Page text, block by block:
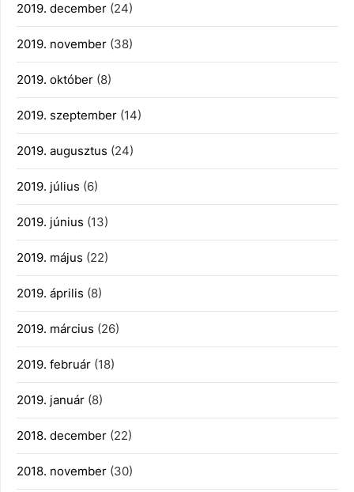
2019. december (24)
2019. november (38)
2019. október (8)
2019. szeptember (14)
2019. augusztus (24)
2019. július (6)
2019. június (13)
2019. május (22)
2019. április (8)
2019. március (26)
2019. február (18)
2019. január (8)
2018. december (22)
2018. november (30)